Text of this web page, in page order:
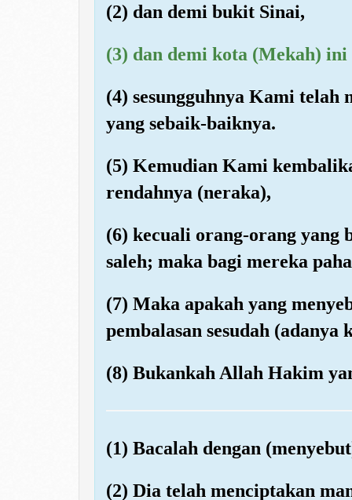
(2) dan demi bukit Sinai,
(3) dan demi kota (Mekah) ini
(4) sesungguhnya Kami telah
yang sebaik-baiknya.
(5) Kemudian Kami
rendahnya (neraka),
(6) kecuali orang-orang yang
saleh; maka bagi mereka
(7) Maka apakah yang
pembalasan sesudah
(8) Bukankah Allah Hakim
(1) Bacalah dengan
(2) Dia telah menciptakan